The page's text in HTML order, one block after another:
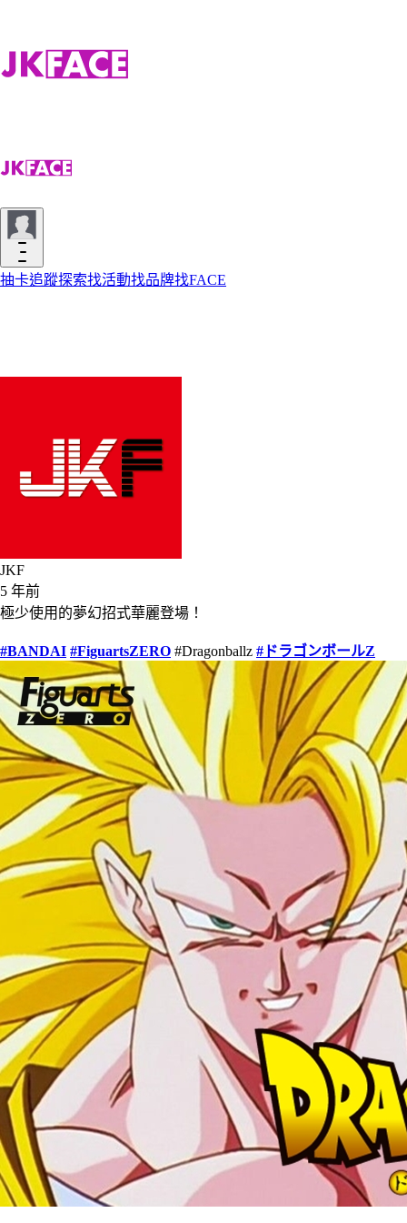
抽卡追蹤探索找活動找品牌找FACE
JKF
5 年前
極少使用的夢幻招式華麗登場！
#BANDAI #FiguartsZERO #Dragonballz #ドラゴンボールZ